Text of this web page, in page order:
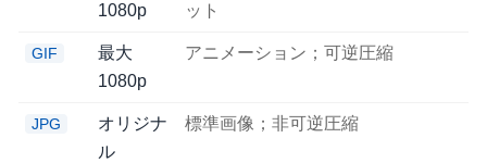
1080p
ット
GIF
最大
1080p
アニメーション；可逆圧縮
JPG
オリジナ
ル
標準画像；非可逆圧縮